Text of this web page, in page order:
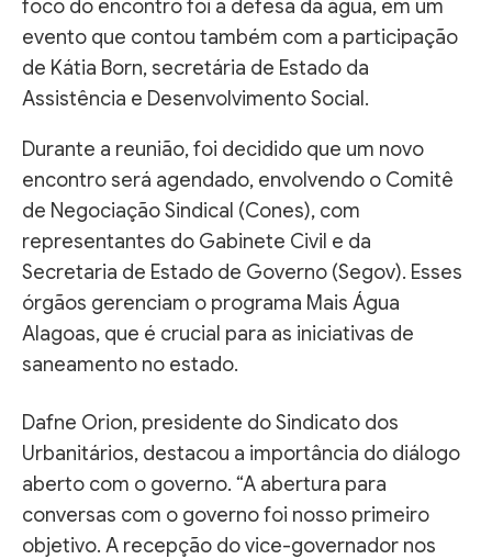
foco do encontro foi a defesa da água, em um
evento que contou também com a participação
de Kátia Born, secretária de Estado da
Assistência e Desenvolvimento Social.
Durante a reunião, foi decidido que um novo
encontro será agendado, envolvendo o Comitê
de Negociação Sindical (Cones), com
representantes do Gabinete Civil e da
Secretaria de Estado de Governo (Segov). Esses
órgãos gerenciam o programa Mais Água
Alagoas, que é crucial para as iniciativas de
saneamento no estado.
Dafne Orion, presidente do Sindicato dos
Urbanitários, destacou a importância do diálogo
aberto com o governo. “A abertura para
conversas com o governo foi nosso primeiro
objetivo. A recepção do vice-governador nos